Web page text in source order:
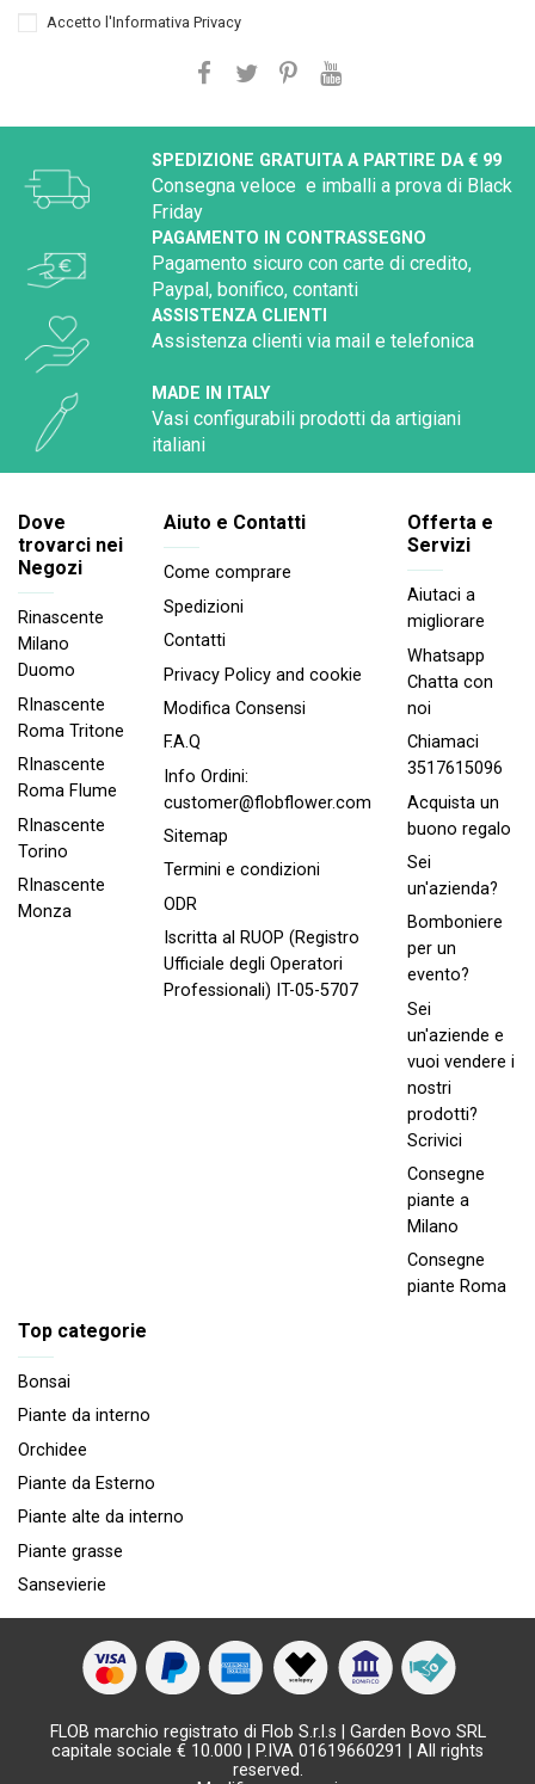
Accetto l'Informativa Privacy
SPEDIZIONE GRATUITA A PARTIRE DA € 99
Consegna veloce e imballi a prova di Black
Friday
PAGAMENTO IN CONTRASSEGNO
Pagamento sicuro con carte di credito,
Paypal, bonifico, contanti
ASSISTENZA CLIENTI
Assistenza clienti via mail e telefonica
MADE IN ITALY
Vasi configurabili prodotti da artigiani
italiani
Dove
trovarci nei
Negozi
Rinascente
Milano
Duomo
RInascente
Roma Tritone
RInascente
Roma FIume
RInascente
Torino
RInascente
Monza
Aiuto e Contatti
Come comprare
Spedizioni
Contatti
Privacy Policy and cookie
Modifica Consensi
F.A.Q
Info Ordini:
customer@flobflower.com
Sitemap
Termini e condizioni
ODR
Iscritta al RUOP (Registro
Ufficiale degli Operatori
Professionali) IT-05-5707
Offerta e
Servizi
Aiutaci a
migliorare
Whatsapp
Chatta con
noi
Chiamaci
3517615096
Acquista un
buono regalo
Sei
un'azienda?
Bomboniere
per un
evento?
Sei
un'aziende e
vuoi vendere i
nostri
prodotti?
Scrivici
Consegne
piante a
Milano
Consegne
piante Roma
Top categorie
Bonsai
Piante da interno
Orchidee
Piante da Esterno
Piante alte da interno
Piante grasse
Sansevierie
FLOB marchio registrato di Flob S.r.l.s | Garden Bovo SRL
capitale sociale € 10.000 | P.IVA 01619660291 | All rights
reserved.